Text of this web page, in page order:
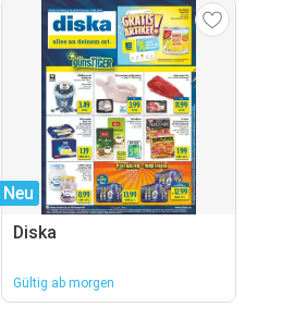
Neu
Diska
Gültig ab morgen